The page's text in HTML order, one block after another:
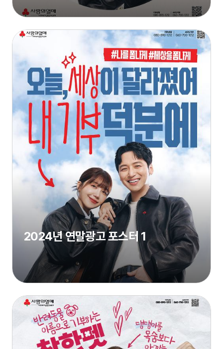
2024년 연말광고 포스터 1